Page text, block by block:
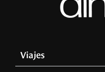
Viajes